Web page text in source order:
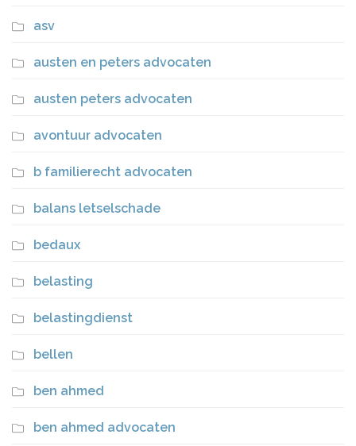
asv
austen en peters advocaten
austen peters advocaten
avontuur advocaten
b familierecht advocaten
balans letselschade
bedaux
belasting
belastingdienst
bellen
ben ahmed
ben ahmed advocaten